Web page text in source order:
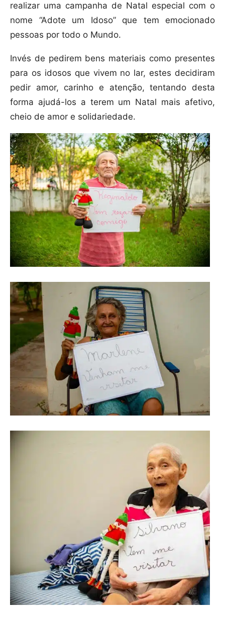
realizar uma campanha de Natal especial com o
nome “Adote um Idoso” que tem emocionado
pessoas por todo o Mundo.
Invés de pedirem bens materiais como presentes
para os idosos que vivem no lar, estes decidiram
pedir amor, carinho e atenção, tentando desta
forma ajudá-los a terem um Natal mais afetivo,
cheio de amor e solidariedade.